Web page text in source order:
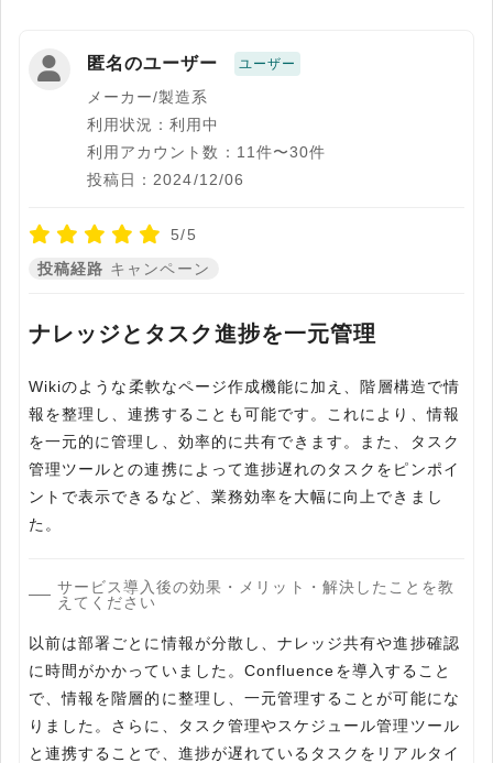
匿名のユーザー ユーザー
メーカー/製造系
利用状況：利用中
利用アカウント数：11件〜30件
投稿日：2024/12/06
5/5
投稿経路 キャンペーン
ナレッジとタスク進捗を一元管理
Wikiのような柔軟なページ作成機能に加え、階層構造で情
報を整理し、連携することも可能です。これにより、情報
を一元的に管理し、効率的に共有できます。また、タスク
管理ツールとの連携によって進捗遅れのタスクをピンポイ
ントで表示できるなど、業務効率を大幅に向上できまし
た。
サービス導入後の効果・メリット・解決したことを教
えてください
以前は部署ごとに情報が分散し、ナレッジ共有や進捗確認
に時間がかかっていました。Confluenceを導入すること
で、情報を階層的に整理し、一元管理することが可能にな
りました。さらに、タスク管理やスケジュール管理ツール
と連携することで、進捗が遅れているタスクをリアルタイ